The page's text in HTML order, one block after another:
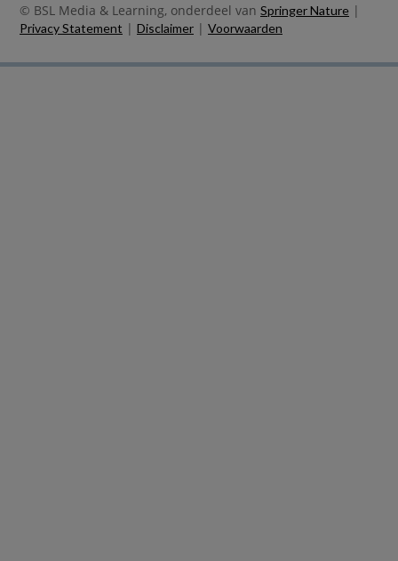
© BSL Media & Learning, onderdeel van Springer Nature |
Privacy Statement | Disclaimer | Voorwaarden